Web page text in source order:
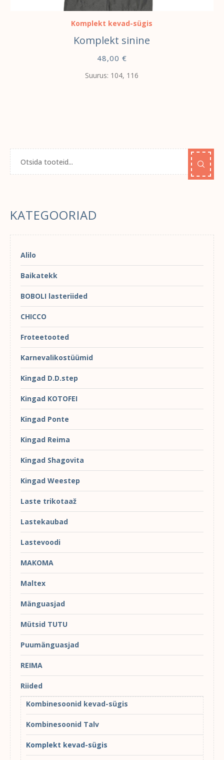
Komplekt kevad-sügis
Komplekt sinine
48,00 €
Suurus: 104, 116
KATEGOORIAD
Alilo
Baikatekk
BOBOLI lasteriided
CHICCO
Froteetooted
Karnevalikostüümid
Kingad D.D.step
Kingad KOTOFEI
Kingad Ponte
Kingad Reima
Kingad Shagovita
Kingad Weestep
Laste trikotaaž
Lastekaubad
Lastevoodi
MAKOMA
Maltex
Mänguasjad
Mütsid TUTU
Puumänguasjad
REIMA
Riided
Kombinesoonid kevad-sügis
Kombinesoonid Talv
Komplekt kevad-sügis